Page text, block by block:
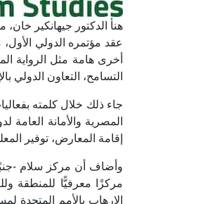
هنأ الدكتور جيهانكير
عقد مؤتمره الدولي
أخرى هامة مثل الرواية
التسامح، التعاون الدولي
جاء ذلك خلال كلمته
المصرية والأمانة العامة
إقامة المعارض، توفير
وأضاف أن مركز سلام -
مركزًا معرفيًّا للمنطقة
الإرهاب بالأمم المتحدة